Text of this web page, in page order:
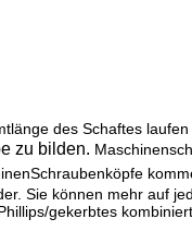
des Schaftes
zu bilden.
Sie können mehr auf
gekerbtes